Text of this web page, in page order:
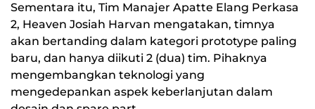
Sementara itu, Tim Manajer Apatte Elang Perkasa
2, Heaven Josiah Harvan mengatakan, timnya
akan bertanding dalam kategori prototype paling
baru, dan hanya diikuti 2 (dua) tim. Pihaknya
mengembangkan teknologi yang
mengedepankan aspek keberlanjutan dalam